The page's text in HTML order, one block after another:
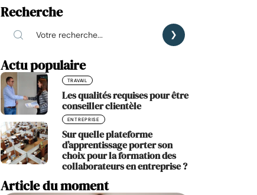
Recherche
Actu populaire
TRAVAIL
Les qualités requises pour être
conseiller clientèle
ENTREPRISE
Sur quelle plateforme
d’apprentissage porter son
choix pour la formation des
collaborateurs en entreprise ?
Article du moment